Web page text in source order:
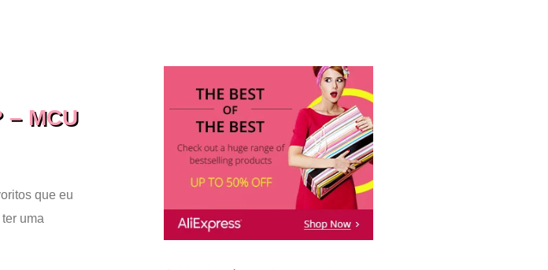
– MCU
que eu
uma